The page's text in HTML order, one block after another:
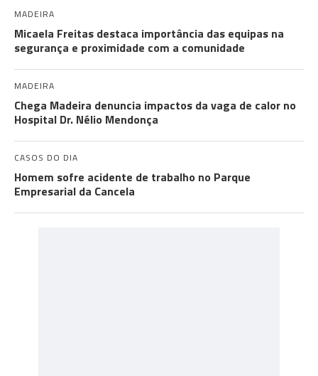
MADEIRA
Micaela Freitas destaca importância das equipas na
segurança e proximidade com a comunidade
MADEIRA
Chega Madeira denuncia impactos da vaga de calor no
Hospital Dr. Nélio Mendonça
CASOS DO DIA
Homem sofre acidente de trabalho no Parque
Empresarial da Cancela